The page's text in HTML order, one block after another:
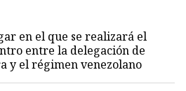
en el que se realizará el
entre la delegación de
y el régimen venezolano